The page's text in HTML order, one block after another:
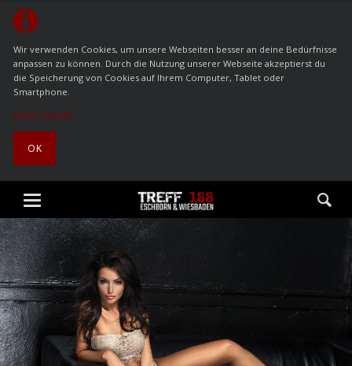
Wir verwenden Cookies, um unsere Webseiten besser an deine Bedürfnisse
anpassen zu können. Durch die Nutzung unserer Webseite akzeptierst du
die Speicherung von Cookies auf Ihrem Computer, Tablet oder
Smartphone.
Mehr Details
OK